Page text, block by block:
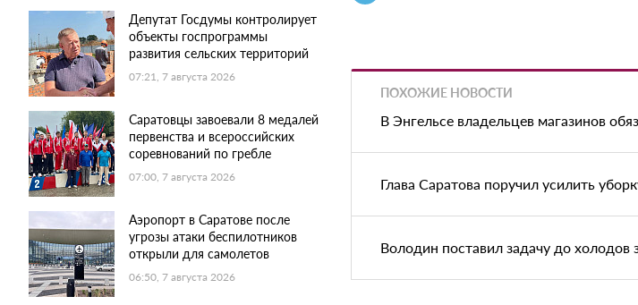
Депутат Госдумы контролирует
объекты госпрограммы
развития сельских территорий
07:21, 7 августа 2026
Саратовцы завоевали 8 медалей
первенства и всероссийских
соревнований по гребле
07:00, 7 августа 2026
Аэропорт в Саратове после
угрозы атаки беспилотников
открыли для самолетов
06:50, 7 августа 2026
ПОХОЖИЕ НОВОСТИ
В Энгельсе владельцев магазинов
Глава Саратова поручил усилить
Володин поставил задачу до